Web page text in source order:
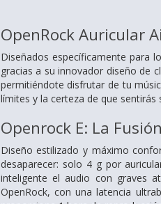
OpenRock Auricular
Diseñados específicamente para
gracias a su innovador diseño de
permitiéndote disfrutar de tu
límites y la certeza de que
Openrock E: La
Diseño estilizado y máximo
desaparecer: solo 4 g por
inteligente el audio con graves
OpenRock, con una latencia